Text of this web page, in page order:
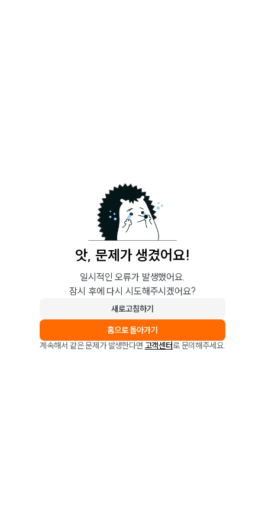
앗, 문제가 생겼어요!
일시적인 오류가 발생했어요.
잠시 후에 다시 시도해주시겠어요?
새로고침하기
홈으로 돌아가기
계속해서 같은 문제가 발생한다면 고객센터로 문의해주세요.